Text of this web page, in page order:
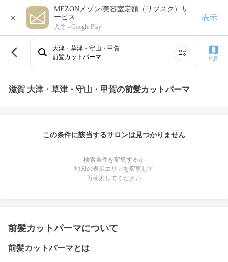
×
MEZONメゾン/美容室定額（サブスク）サ
ービス
入手 - Google Play
表示
大津・草津・守山・甲賀
前髪カットパーマ
地図
滋賀 大津・草津・守山・甲賀の前髪カットパーマ
この条件に該当するサロンは見つかりません
検索条件を変更するか
地図の表示エリアを変更して
再検索してください
前髪カットパーマについて
前髪カットパーマとは